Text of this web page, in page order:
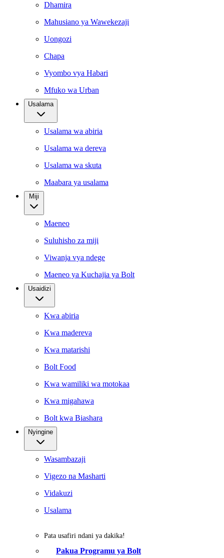
Dhamira
Mahusiano ya Wawekezaji
Uongozi
Chapa
Vyombo vya Habari
Mfuko wa Urban
Usalama
Usalama wa abiria
Usalama wa dereva
Usalama wa skuta
Maabara ya usalama
Miji
Maeneo
Suluhisho za miji
Viwanja vya ndege
Maeneo ya Kuchajia ya Bolt
Usaidizi
Kwa abiria
Kwa madereva
Kwa matarishi
Bolt Food
Kwa wamiliki wa motokaa
Kwa migahawa
Bolt kwa Biashara
Nyingine
Wasambazaji
Vigezo na Masharti
Vidakuzi
Usalama
Pata usafiri ndani ya dakika!
Pakua Programu ya Bolt